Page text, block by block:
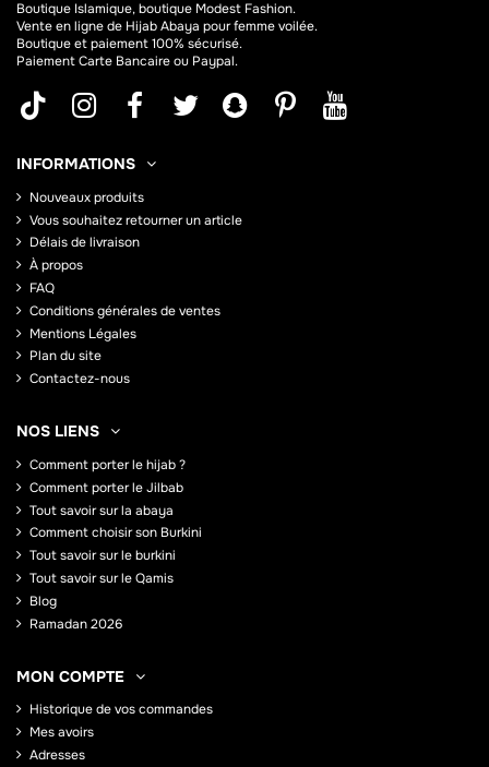
Boutique Islamique, boutique Modest Fashion.
Vente en ligne de HijabAbaya pour femme voilée.
Boutique et paiement 100% sécurisé.
Paiement Carte Bancaire ou Paypal.
INFORMATIONS
Nouveaux produits
Vous souhaitez retourner un article
Délais de livraison
À propos
FAQ
Conditions générales de ventes
Mentions Légales
Plan du site
Contactez-nous
NOS LIENS
Comment porter le hijab ?
Comment porter le Jilbab
Tout savoir sur la abaya
Comment choisir son Burkini
Tout savoir sur le burkini
Tout savoir sur le Qamis
Blog
Ramadan 2026
MON COMPTE
Historique de vos commandes
Mes avoirs
Adresses